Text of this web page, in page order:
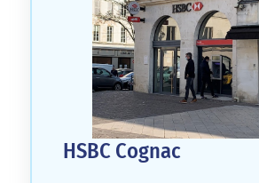
HSBC Cognac